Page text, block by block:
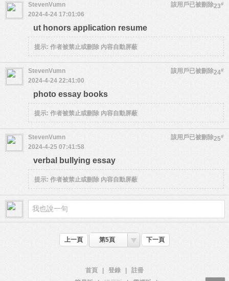
23#
StevenVumn
該用戶已被刪除
2024-4-24 17:01:06
ut honors application resume
提示: 作者被禁止或刪除 內容自動屏蔽
24#
StevenVumn
該用戶已被刪除
2024-4-24 22:41:00
photo essay books
提示: 作者被禁止或刪除 內容自動屏蔽
25#
StevenVumn
該用戶已被刪除
2024-4-25 07:41:58
verbal bullying essay
提示: 作者被禁止或刪除 內容自動屏蔽
上一頁 第5頁 下一頁
首頁 登錄
註冊